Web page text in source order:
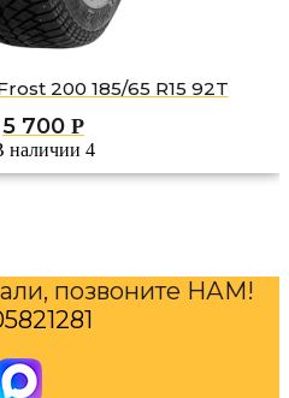
200 185/65 R15 92T
5 700 Р
наличии 4
позвоните НАМ!